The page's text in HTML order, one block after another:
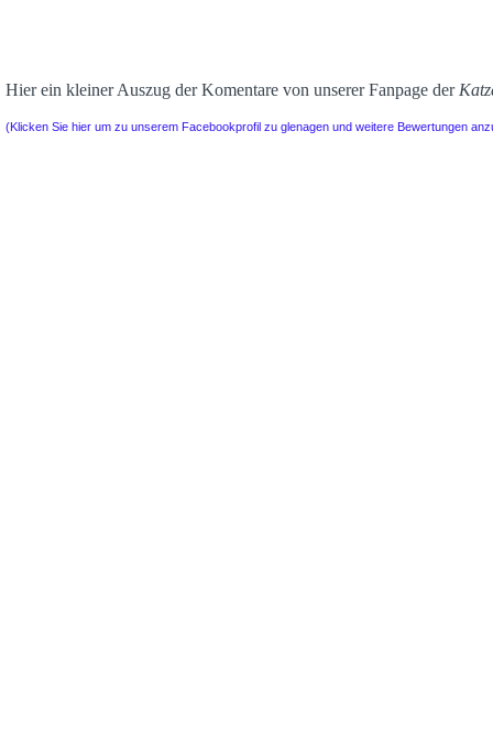
Hier ein kleiner Auszug der Komentare von unserer Fanpage der
(Klicken Sie hier um zu unserem Facebookprofil zu glenagen und weitere Bewertungen